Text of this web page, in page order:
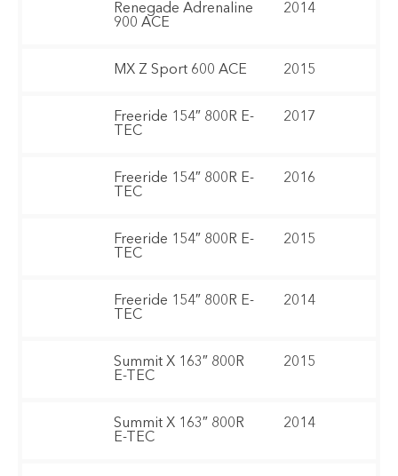
Renegade Adrenaline
900 ACE
2014
MX Z Sport 600 ACE 2015
Freeride 154″ 800R E-
TEC
2017
Freeride 154″ 800R E-
TEC
2016
Freeride 154″ 800R E-
TEC
2015
Freeride 154″ 800R E-
TEC
2014
Summit X 163″ 800R
E-TEC
2015
Summit X 163″ 800R
E-TEC
2014